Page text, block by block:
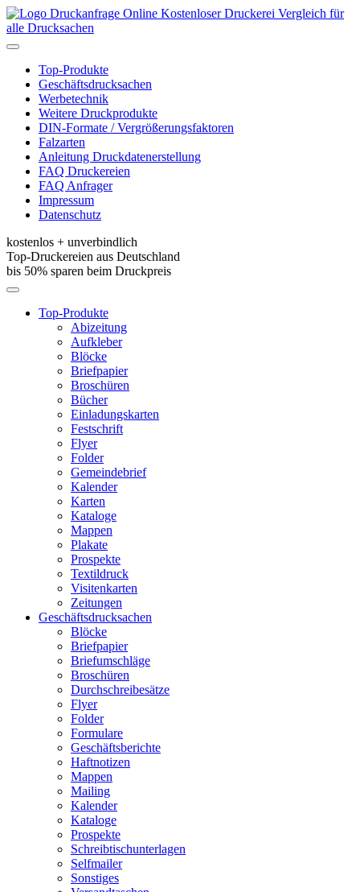
Kostenloser Druckerei Vergleich für
alle Drucksachen
Toggle
navigationTop-Produkte
Geschäftsdrucksachen
Werbetechnik
Weitere Druckprodukte
DIN-Formate / Vergrößerungsfaktoren
Falzarten
Anleitung Druckdatenerstellung
FAQ Druckereien
FAQ Anfrager
Impressum
Datenschutz
kostenlos + unverbindlich
Top-Druckereien aus Deutschland
bis 50% sparen beim Druckpreis
Toggle
navigationTop-Produkte
Abizeitung
Aufkleber
Blöcke
Briefpapier
Broschüren
Bücher
Einladungskarten
Festschrift
Flyer
Folder
Gemeindebrief
Kalender
Karten
Kataloge
Mappen
Plakate
Prospekte
Textildruck
Visitenkarten
Zeitungen
Geschäftsdrucksachen
Blöcke
Briefpapier
Briefumschläge
Broschüren
Durchschreibesätze
Flyer
Folder
Formulare
Geschäftsberichte
Haftnotizen
Mappen
Mailing
Kalender
Kataloge
Prospekte
Schreibtischunterlagen
Selfmailer
Sonstiges